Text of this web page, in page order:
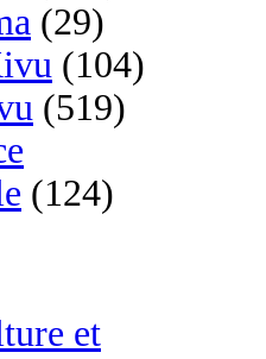
(29)
(104)
(519)
(124)
et